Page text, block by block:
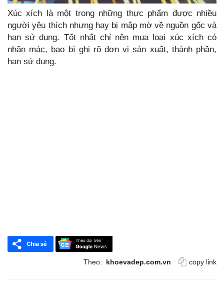
Xúc xích là một trong những thực phẩm được nhiều
người yêu thích nhưng hay bị mập mờ về nguồn gốc và
hạn sử dụng. Tốt nhất chỉ nên mua loại xúc xích có
nhãn mác, bao bì ghi rõ đơn vị sản xuất, thành phần,
hạn sử dụng.
Theo: khoevadep.com.vn copy link